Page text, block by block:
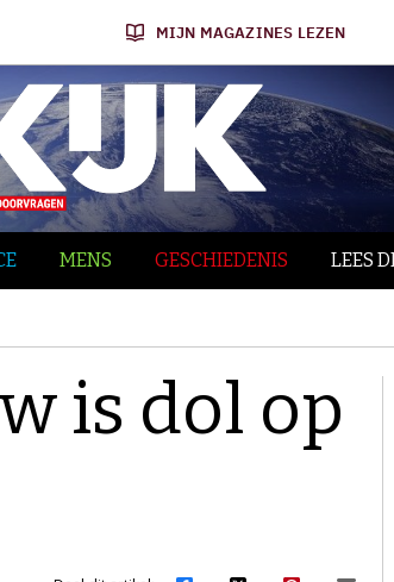
MIJN MAGAZINES LEZEN
MENS GESCHIEDENIS LEES
is dol op